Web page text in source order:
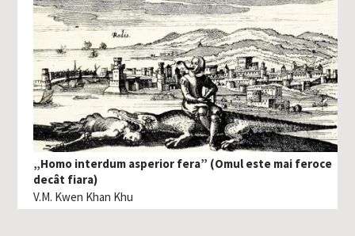
„Homo interdum asperior fera” (Omul este mai feroce
decât fiara)
V.M. Kwen Khan Khu